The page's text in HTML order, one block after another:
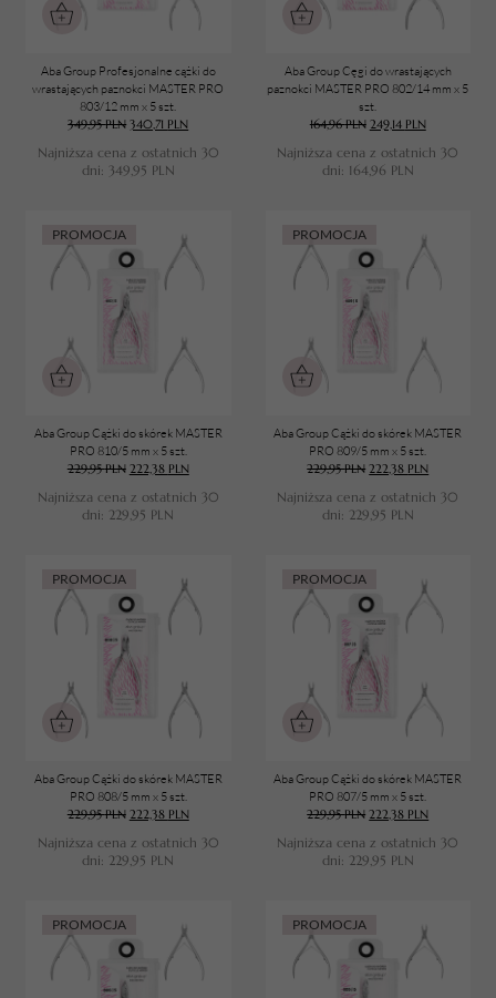
Suma koszyka (0)
PRZEJDŹ DO KOSZYKA
Aba Group Profesjonalne cążki do
wrastających paznokci MASTER PRO
803/12 mm x 5 szt.
349,95PLN 340,71 PLN
Najniższa cena z ostatnich 30
dni: 349,95 PLN
Aba Group Cęgi do wrastających
paznokci MASTER PRO 802/14 mm x 5
szt.
164,96PLN 249,14 PLN
Najniższa cena z ostatnich 30
dni: 164,96 PLN
PROMOCJA
Aba Group Cążki do skórek MASTER
PRO 810/5 mm x 5 szt.
229,95PLN 222,38 PLN
Najniższa cena z ostatnich 30
dni: 229,95 PLN
PROMOCJA
Aba Group Cążki do skórek MASTER
PRO 809/5 mm x 5 szt.
229,95PLN 222,38 PLN
Najniższa cena z ostatnich 30
dni: 229,95 PLN
PROMOCJA
Aba Group Cążki do skórek MASTER
PRO 808/5 mm x 5 szt.
229,95PLN 222,38 PLN
Najniższa cena z ostatnich 30
dni: 229,95 PLN
PROMOCJA
Aba Group Cążki do skórek MASTER
PRO 807/5 mm x 5 szt.
229,95PLN 222,38 PLN
Najniższa cena z ostatnich 30
dni: 229,95 PLN
PROMOCJA PROMOCJA